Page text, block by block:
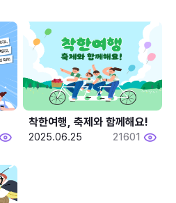
착한여행, 축제와 함께해요!
2025.06.25 21601